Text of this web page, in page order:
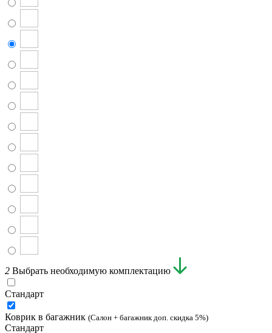
2 Выбрать необходимую комплектацию
Стандарт
Коврик в багажник (Салон + багажник доп. скидка 5%)
Стандарт